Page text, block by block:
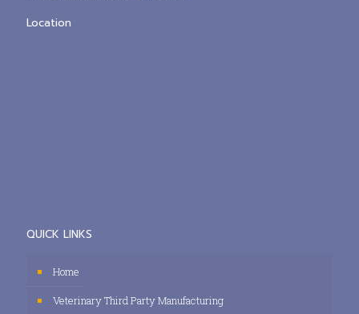
Location
QUICK LINKS
Home
Veterinary Third Party Manufacturing